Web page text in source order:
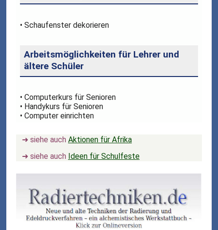
• Schaufenster dekorieren
Arbeitsmöglichkeiten für Lehrer und
ältere Schüler
• Computerkurs für Senioren
• Handykurs für Senioren
• Computer einrichten
➜ siehe auch Aktionen für Afrika
➜ siehe auch Ideen für Schulfeste